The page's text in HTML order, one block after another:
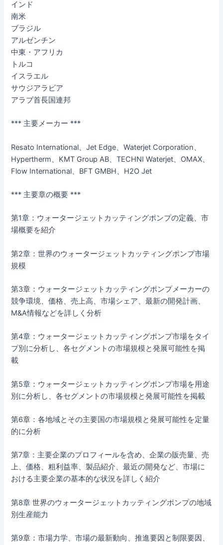
インド
南米
ブラジル
アルゼンチン
中東・アフリカ
トルコ
イスラエル
サウジアラビア
アラブ首長国連邦
*** 主要メーカー ***
Resato International、Jet Edge、Waterjet Corporation、
Hypertherm、KMT Group AB、TECHNI Waterjet、OMAX、
Flow International、BFT GMBH、H2O Jet
*** 主要章の概要 ***
第1章：ウォータージェットカッティングポンプの定義、市
場概要を紹介
第2章：世界のウォータージェットカッティングポンプ市場
規模
第3章：ウォータージェットカッティングポンプメーカーの
競争環境、価格、売上高、市場シェア、最新の開発計画、
M&A情報などを詳しく分析
第4章：ウォータージェットカッティングポンプ市場をタイ
プ別に分析し、各セグメントの市場規模と発展可能性を掲
載
第5章：ウォータージェットカッティングポンプ市場を用途
別に分析し、各セグメントの市場規模と発展可能性を掲載
第6章：各地域とその主要国の市場規模と発展可能性を定量
的に分析
第7章：主要企業のプロフィールを含め、企業の販売量、売
上、価格、粗利益率、製品紹介、最近の開発など、市場に
おける主要企業の基本的な状況を詳しく紹介
第8章 世界のウォータージェットカッティングポンプの地域
別生産能力
第9章：市場力学、市場の最新動向、推進要因と制限要因、